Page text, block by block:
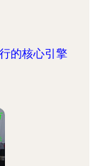
的核心引擎